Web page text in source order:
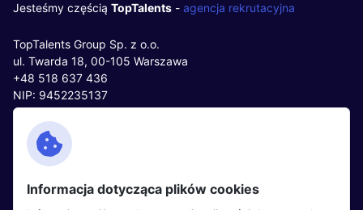
Jesteśmy częścią TopTalents - agencja rekrutacyjna
TopTalents Group Sp. z o.o.
ul. Twarda 18, 00-105 Warszawa
+48 518 637 436
NIP: 9452235137
Kontakt
Facebook
Twitter
Partnerzy
Informacja dotycząca plików cookies